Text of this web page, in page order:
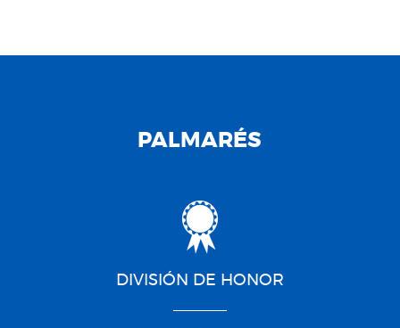
PALMARÉS
DIVISIÓN DE HONOR